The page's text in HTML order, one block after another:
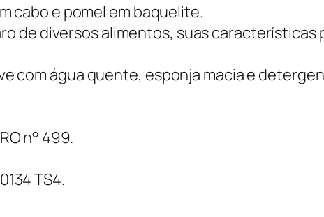
cabo e pomel em baquelite.
de diversos alimentos, suas
com água quente, esponja macia e
n° 499.
TS4.